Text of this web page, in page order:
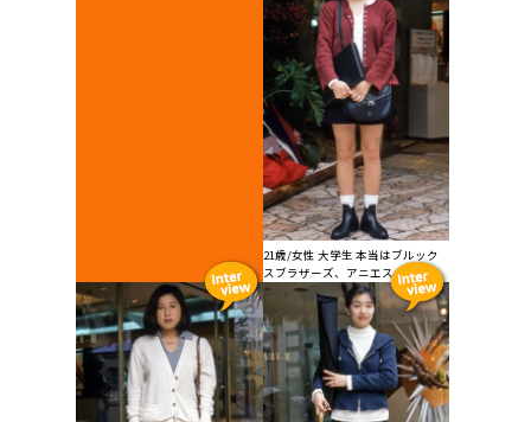
21歳/女性 大学生 本当はブルック
スブラザーズ、アニエス...